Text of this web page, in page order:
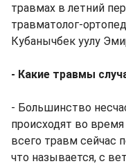
травмах в летний
травматолог-
Кубанычбек уулу
- Какие травмы
- Большинство
происходят во
всего травм сейчас
что называется, с